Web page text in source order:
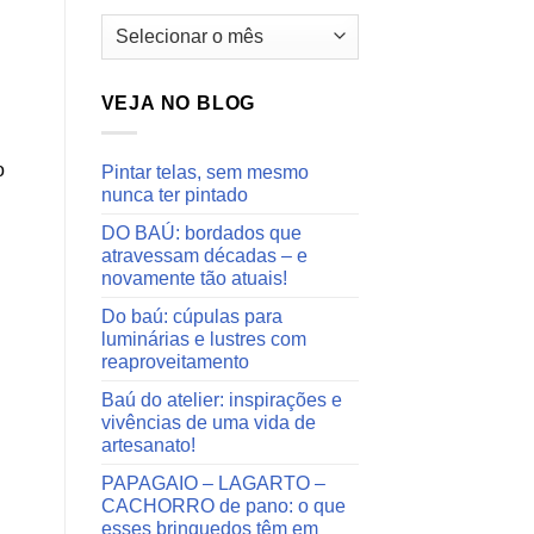
Arquivos
VEJA NO BLOG
Pintar telas, sem mesmo
nunca ter pintado
DO BAÚ: bordados que
atravessam décadas – e
novamente tão atuais!
Do baú: cúpulas para
luminárias e lustres com
reaproveitamento
Baú do atelier: inspirações e
vivências de uma vida de
artesanato!
PAPAGAIO – LAGARTO –
CACHORRO de pano: o que
esses brinquedos têm em